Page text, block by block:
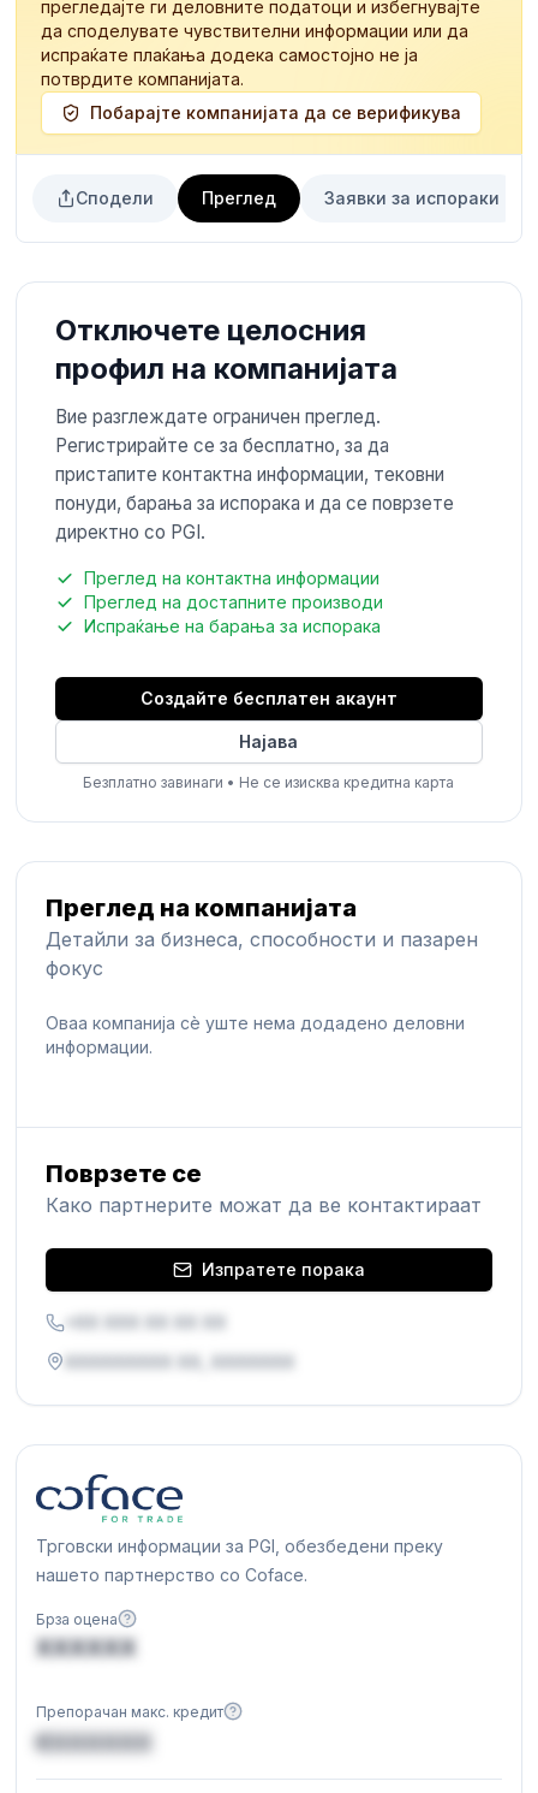
прегледајте ги деловните податоци и избегнувајте
да споделувате чувствителни информации или да
испраќате плаќања додека самостојно не ја
потврдите компанијата.
Побарајте компанијата да се верификува
Сподели Преглед Заявки за испораки
Отключете целосния
профил на компанијата
Вие разглеждате ограничен преглед.
Регистрирайте се за бесплатно, за да
пристапите контактна информации, тековни
понуди, барања за испорака и да се поврзете
директно со PGI.
Преглед на контактна информации
Преглед на достапните производи
Испраќање на барања за испорака
Создайте бесплатен акаунт
Најава
Безплатно завинаги • Не се изисква кредитна карта
Преглед на компанијата
Детайли за бизнеса, способности и пазарен
фокус
Оваа компанија сè уште нема додадено деловни
информации.
Поврзете се
Како партнерите можат да ве контактираат
Изпратете порака
Трговски информации за PGI, обезбедени преку
нашето партнерство со Coface.
Брза оцена
XXXXXX
Препорачан макс. кредит
€XXXXXX